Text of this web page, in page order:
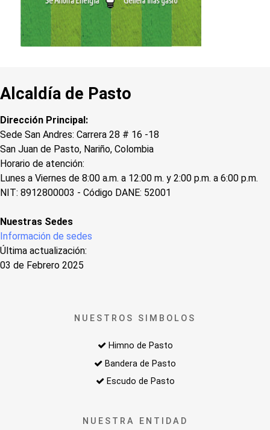
Alcaldía de Pasto
Dirección Principal:
Sede San Andres: Carrera 28 # 16 -18
San Juan de Pasto, Nariño, Colombia
Horario de atención:
Lunes a Viernes de 8:00 a.m. a 12:00 m. y 2:00 p.m. a 6:00 p.m.
NIT: 8912800003 - Código DANE: 52001
Nuestras Sedes
Información de sedes
Última actualización:
03 de Febrero 2025
NUESTROS SIMBOLOS
Himno de Pasto
Bandera de Pasto
Escudo de Pasto
NUESTRA ENTIDAD